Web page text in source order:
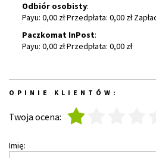
Odbiór osobisty:
Payu: 0,00 zł Przedpłata: 0,00 zł
Paczkomat InPost:
Payu: 0,00 zł Przedpłata: 0,00 zł
OPINIE KLIENTÓW:
Twoja ocena:
Imię: